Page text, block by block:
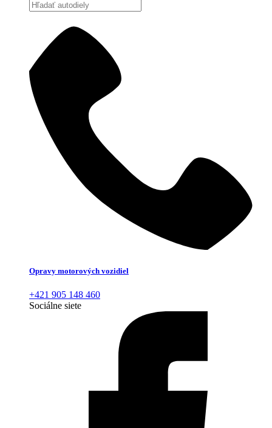
Opravy motorových vozidiel
+421 905 148 460
Sociálne siete